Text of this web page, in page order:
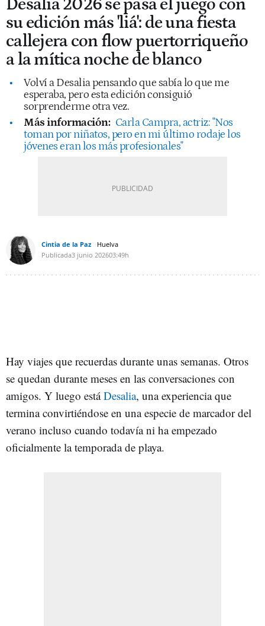
Desalia 2026 se pasa el juego con
su edición más 'liá': de una fiesta
callejera con flow puertorriqueño
a la mítica noche de blanco
Volví a Desalia pensando que sabía lo que me
esperaba, pero esta edición consiguió
sorprenderme otra vez.
Más información: Carla Campra, actriz: "Nos
toman por niñatos, pero en mi último rodaje los
jóvenes eran los más profesionales"
Cintia de la Paz
Huelva
Publicada3 junio 202603:49h
Hay viajes que recuerdas durante unas semanas. Otros
se quedan durante meses en las conversaciones con
amigos. Y luego estáDesalia, una experiencia que
termina convirtiéndose en una especie de marcador del
verano incluso cuando todavía ni ha empezado
oficialmente la temporada de playa.